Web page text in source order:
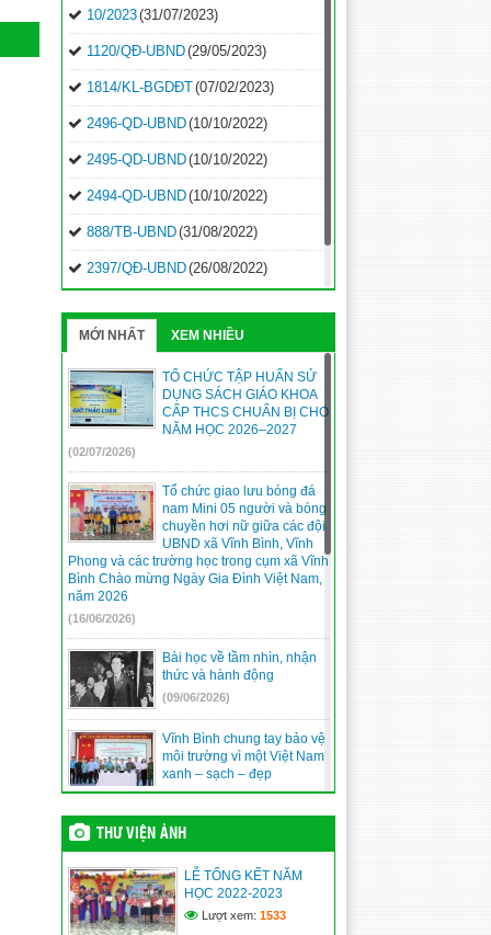
10/2023(31/07/2023)
1120/QĐ-UBND(29/05/2023)
1814/KL-BGDĐT(07/02/2023)
2496-QD-UBND(10/10/2022)
2495-QD-UBND(10/10/2022)
2494-QD-UBND(10/10/2022)
888/TB-UBND(31/08/2022)
2397/QĐ-UBND(26/08/2022)
MỚI NHẤT XEM NHIỀU
TỔ CHỨC TẬP HUẤN SỬ
DỤNG SÁCH GIÁO KHOA
CẤP THCS CHUẨN BỊ CHO
NĂM HỌC 2026–2027
(02/07/2026)
Tổ chức giao lưu bóng đá
nam Mini 05 người và bóng
chuyền hơi nữ giữa các đội
UBND xã Vĩnh Bình, Vĩnh
Phong và các trường học trong cụm xã Vĩnh
Bình Chào mừng Ngày Gia Đình Việt Nam,
năm 2026
(16/06/2026)
Bài học về tầm nhìn, nhận
thức và hành động
(09/06/2026)
Vĩnh Bình chung tay bảo vệ
môi trường vì một Việt Nam
xanh – sạch – đẹp
(09/06/2026)
An Giang triển lãm ảnh
“Nguyễn Tất Thành –
Nguyễn Ái Quốc – Hồ Chí
Minh”: Lan tỏa giá trị lịch sử
bằng chuyển đổi số
(09/06/2026)
THƯ VIỆN ẢNH
LỄ TỔNG KẾT NĂM
HỌC 2022-2023
Lượt xem: 1533